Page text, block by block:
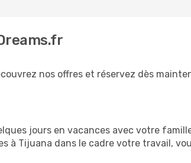
nos offres et réservez dès
jours en vacances avec votre
à Tijuana dans le cadre votre travail,